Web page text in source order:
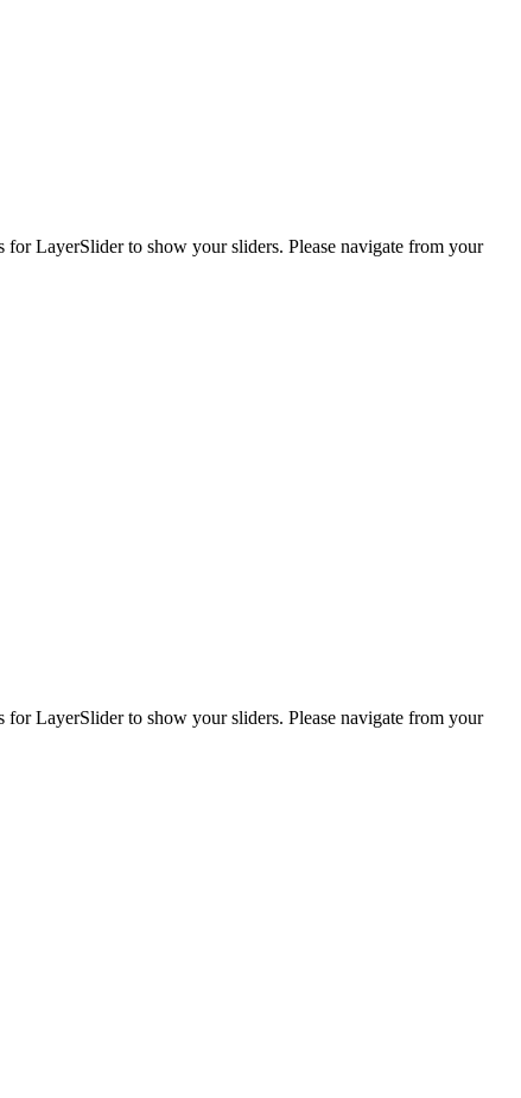
LayerSlider to show your sliders. Please navigate from your
LayerSlider to show your sliders. Please navigate from your